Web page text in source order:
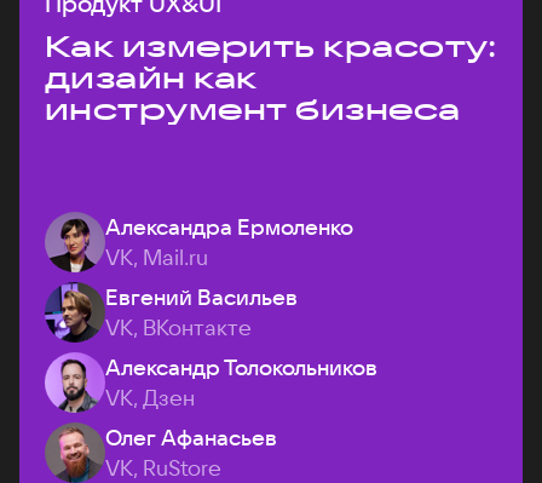
Как измерить красоту:
дизайн как
инструмент бизнеса
Александра Ермоленко
VK, Mail.ru
Евгений Васильев
VK, ВКонтакте
Александр Толокольников
VK, Дзен
Олег Афанасьев
VK, RuStore